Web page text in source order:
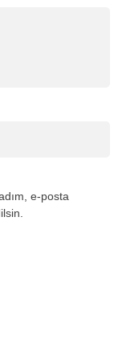
e-posta